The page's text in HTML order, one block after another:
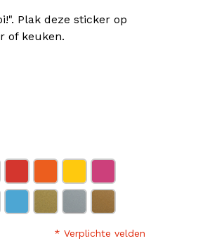
Plak deze sticker op
of keuken.
* Verplichte velden